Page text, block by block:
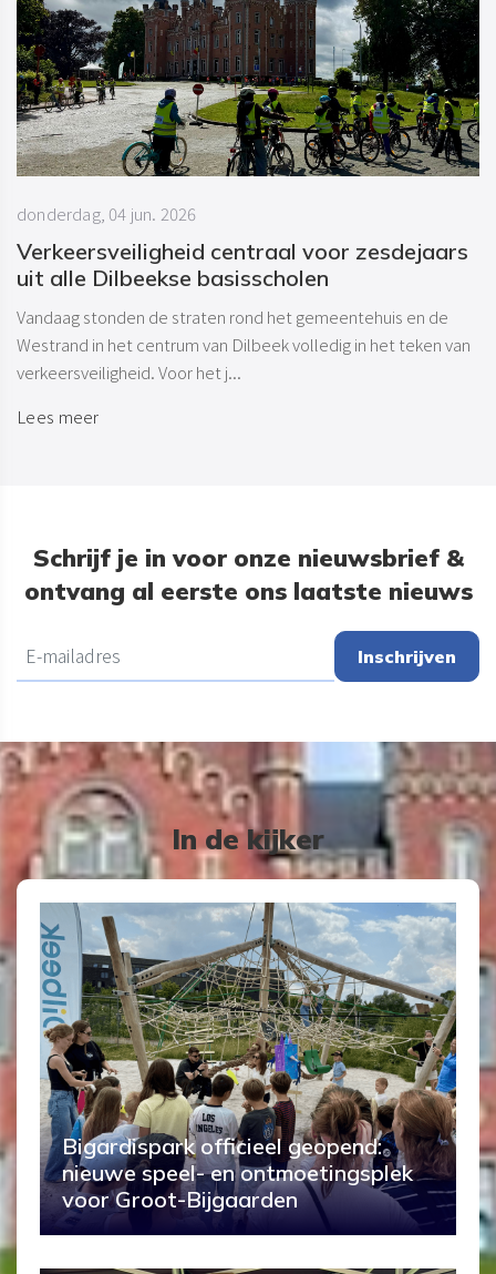
Verkeersveiligheid centraal voor zesdejaars
uit alle Dilbeekse basisscholen
donderdag, 04 jun. 2026
Vandaag stonden de straten rond het gemeentehuis en de
Westrand in het centrum van Dilbeek volledig in het teken van
verkeersveiligheid. Voor het j...
Lees meer
Schrijf je in voor onze nieuwsbrief &
ontvang al eerste ons laatste nieuws
Inschrijven
In de kijker
Bigardispark officieel geopend:
nieuwe speel- en ontmoetingsplek
voor Groot-Bijgaarden